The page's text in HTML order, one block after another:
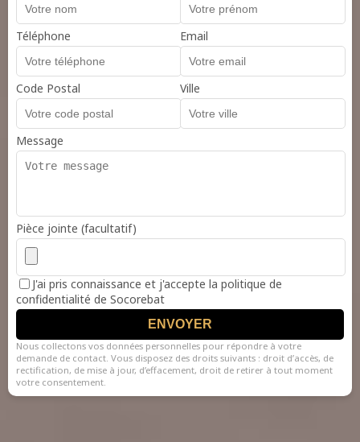
Téléphone Email
Code Postal Ville
Message
Pièce jointe (facultatif)
J'ai pris connaissance et j'accepte la politique de
confidentialité de Socorebat
ENVOYER
Nous collectons vos données personnelles pour répondre à votre
demande de contact. Vous disposez des droits suivants : droit d’accès, de
rectification, de mise à jour, d’effacement, droit de retirer à tout moment
votre consentement.